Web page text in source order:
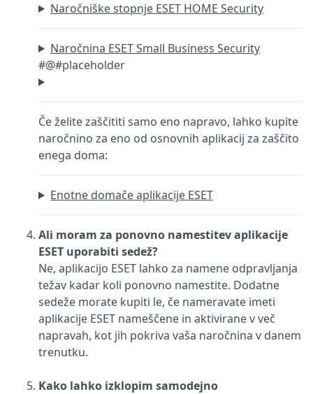
Naročniške stopnje ESET HOME Security
Naročnina ESET Small Business Security
#@#placeholder
Če želite zaščititi samo eno napravo, lahko kupite
naročnino za eno od osnovnih aplikacij za zaščito
enega doma:
Enotne domače aplikacije ESET
Ali moram za ponovno namestitev aplikacije
ESET uporabiti sedež?
Ne, aplikacijo ESET lahko za namene odpravljanja
težav kadar koli ponovno namestite. Dodatne
sedeže morate kupiti le, če nameravate imeti
aplikacije ESET nameščene in aktivirane v več
napravah, kot jih pokriva vaša naročnina v danem
trenutku.
Kako lahko izklopim samodejno